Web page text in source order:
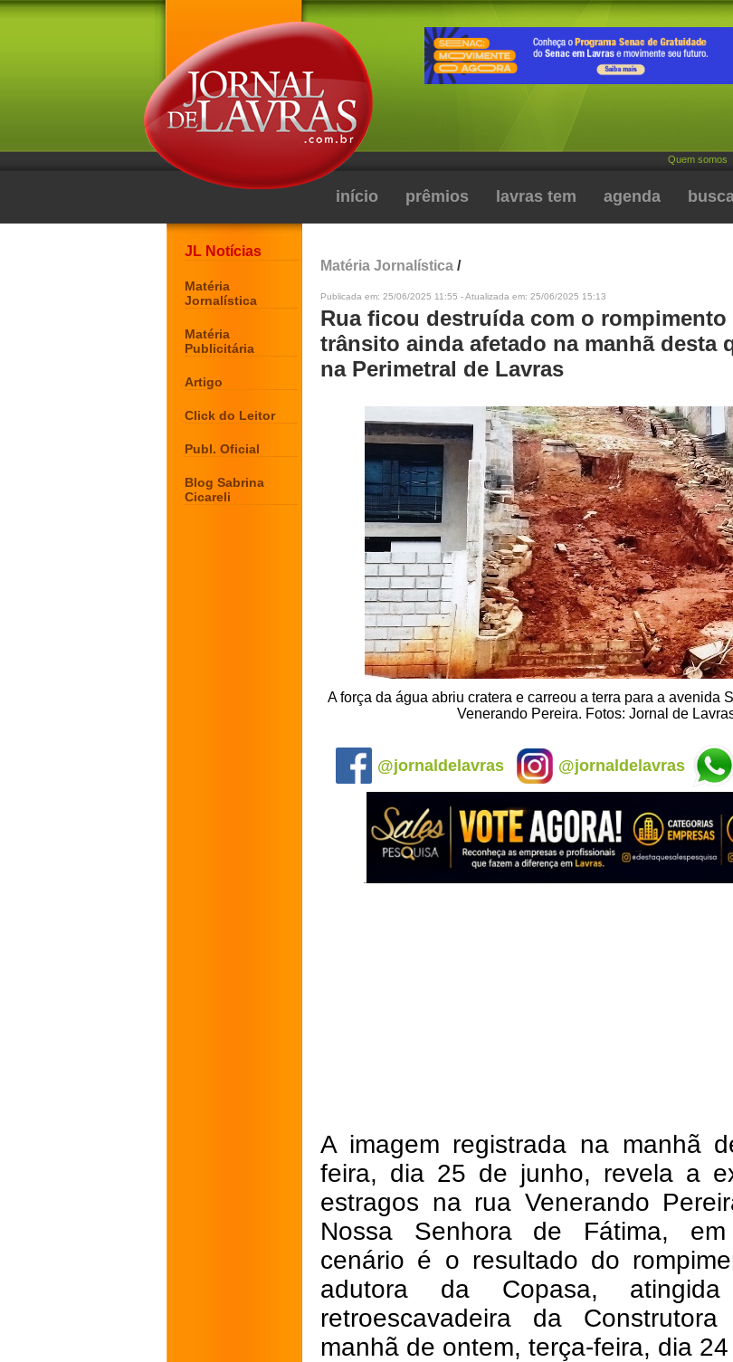
Quem somos
início prêmios lavras tem agenda
JL Notícias
Matéria
Jornalística
Matéria
Publicitária
Artigo
Click do Leitor
Publ. Oficial
Blog Sabrina
Cicareli
Matéria Jornalística /
Publicada em: 25/06/2025 11:55 - Atualizada em: 25/06/2025 15:13
Rua ficou destruída com o rompimento
trânsito ainda afetado na manhã desta
na Perimetral de Lavras
A força da água abriu cratera e carreou a terra para a avenida
Venerando Pereira. Fotos: Jornal de
@jornaldelavras @jornaldelavras
A imagem registrada na manhã
feira, dia 25 de junho, revela a
estragos na rua Venerando
Nossa Senhora de Fátima,
cenário é o resultado do
adutora da Copasa,
retroescavadeira da
manhã de ontem, terça-feira, dia